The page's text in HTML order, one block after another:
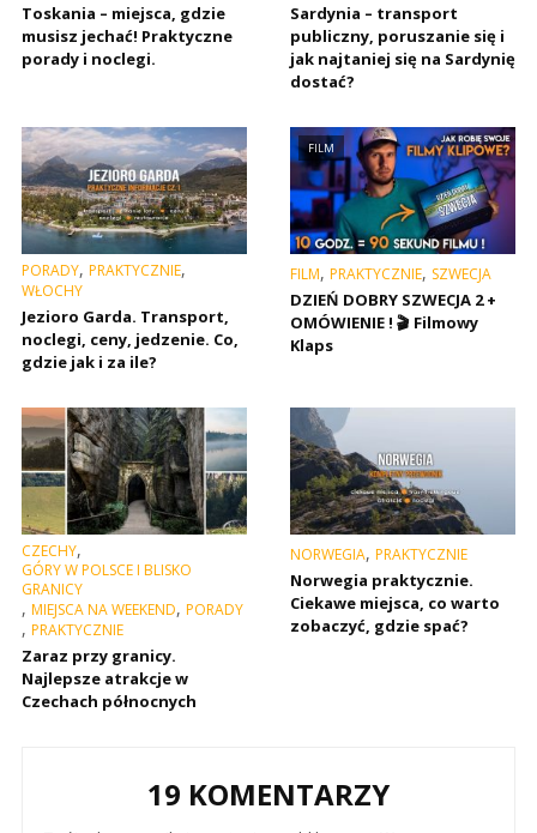
Toskania – miejsca, gdzie
musisz jechać! Praktyczne
porady i noclegi.
Sardynia – transport
publiczny, poruszanie się i
jak najtaniej się na Sardynię
dostać?
PORADY, PRAKTYCZNIE,
WŁOCHY
Jezioro Garda. Transport,
noclegi, ceny, jedzenie. Co,
gdzie jak i za ile?
FILM
FILM, PRAKTYCZNIE, SZWECJA
DZIEŃ DOBRY SZWECJA 2 +
OMÓWIENIE ! 🎬 Filmowy
Klaps
CZECHY,
GÓRY W POLSCE I BLISKO
GRANICY
, MIEJSCA NA WEEKEND, PORADY
, PRAKTYCZNIE
Zaraz przy granicy.
Najlepsze atrakcje w
Czechach północnych
NORWEGIA, PRAKTYCZNIE
Norwegia praktycznie.
Ciekawe miejsca, co warto
zobaczyć, gdzie spać?
19 KOMENTARZY